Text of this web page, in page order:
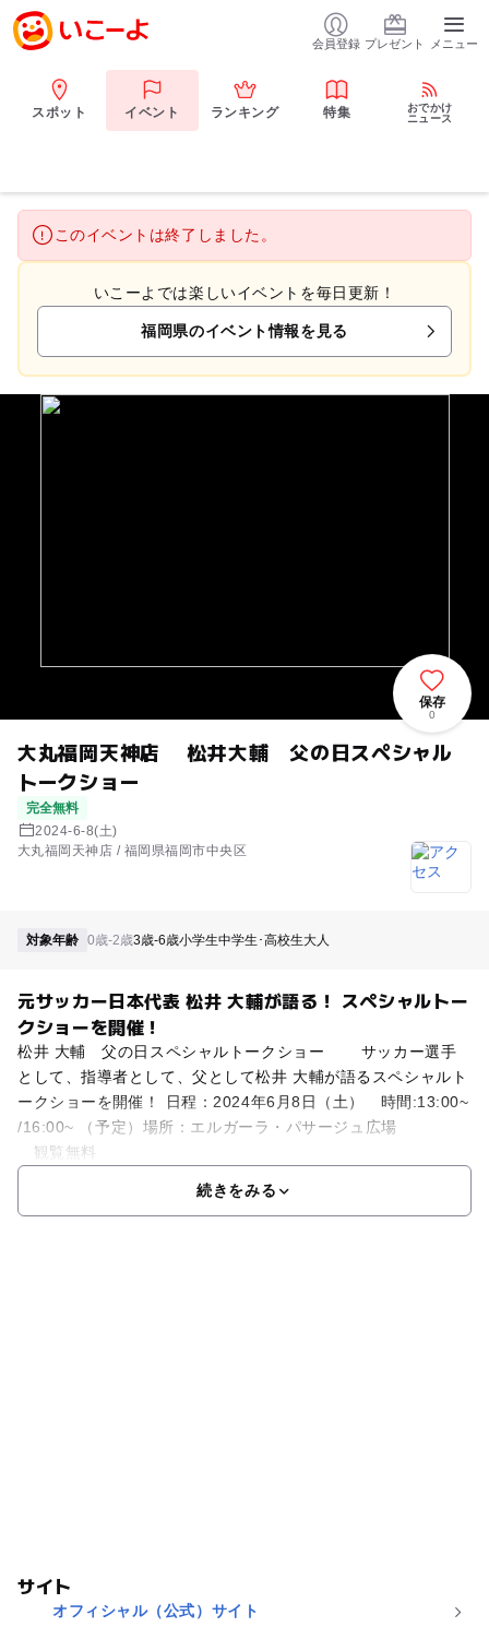
会員登録 プレゼント メニュー
スポット イベント ランキング 特集
おでかけ
ニュース
このイベントは終了しました。
いこーよでは楽しいイベントを毎日更新！
福岡県のイベント情報を見る
大丸福岡天神店 松井大輔 父の日スペシャル
トークショー
完全無料
2024-6-8(土)
大丸福岡天神店 / 福岡県福岡市中央区
保存
0
対象年齢 0歳-2歳3歳-6歳小学生中学生･高校生大人
元サッカー日本代表 松井 大輔が語る！ スペシャルトー
クショーを開催！
松井 大輔 父の日スペシャルトークショー サッカー選手
として、指導者として、父として松井 大輔が語るスペシャルト
ークショーを開催！ 日程：2024年6月8日（土） 時間:13:00~
/16:00~ （予定）場所：エルガーラ・パサージュ広場
観覧無料
続きをみる
サイト
オフィシャル（公式）サイト